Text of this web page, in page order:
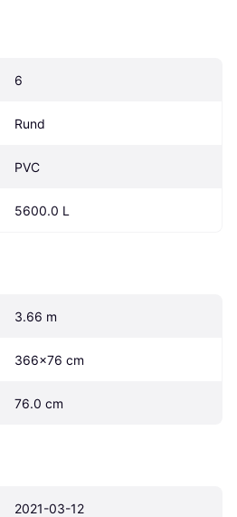
6
Rund
PVC
5600.0 L
3.66 m
366x76 cm
76.0 cm
2021-03-12